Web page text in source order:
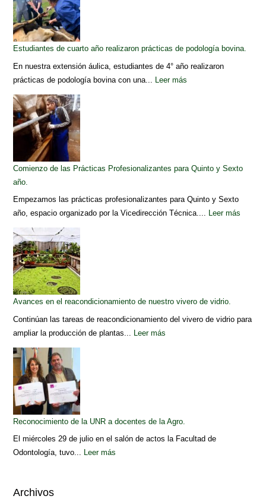
Estudiantes de cuarto año realizaron prácticas de podología bovina.
En nuestra extensión áulica, estudiantes de 4° año realizaron
prácticas de podología bovina con una...
Leer más
Comienzo de las Prácticas Profesionalizantes para Quinto y Sexto
año.
Empezamos las prácticas profesionalizantes para Quinto y Sexto
año, espacio organizado por la Vicedirección Técnica.... Leer más
Avances en el reacondicionamiento de nuestro vivero de vidrio.
Continúan las tareas de reacondicionamiento del vivero de vidrio para
ampliar la producción de plantas...
Leer más
Reconocimiento de la UNR a docentes de la Agro.
El miércoles 29 de julio en el salón de actos la Facultad de
Odontología, tuvo... Leer más
Archivos